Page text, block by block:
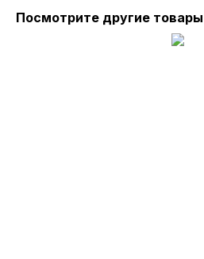
Посмотрите другие товары